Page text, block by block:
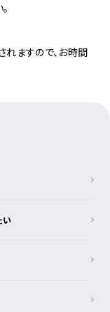
れますので、お時間
い